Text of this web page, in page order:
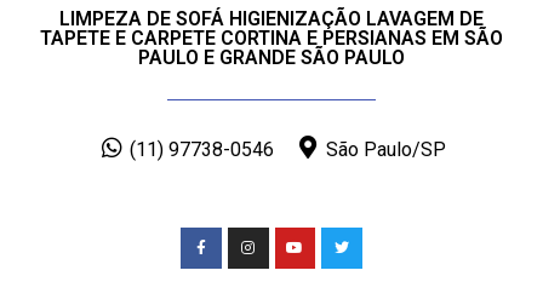
LIMPEZA DE SOFÁ HIGIENIZAÇÃO LAVAGEM DE
TAPETE E CARPETE CORTINA E PERSIANAS EM SÃO
PAULO E GRANDE SÃO PAULO
(11) 97738-0546 São Paulo/SP